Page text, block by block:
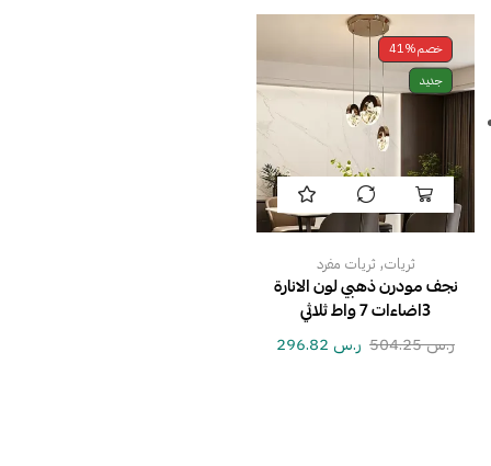
خصم41%
جديد
ثريات, ثريات مفرد
نجف مودرن ذهبي لون الانارة
3اضاءات 7 واط ثلاثي
ر.س504.25 ر.س